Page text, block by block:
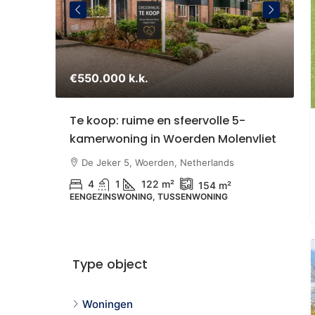
€550.000 k.k.
Te koop: ruime en sfeervolle 5-
kamerwoning in Woerden Molenvliet
De Jeker 5, Woerden, Netherlands
4 1 122 m² 154 m²
EENGEZINSWONING, TUSSENWONING
Type object
Woningen